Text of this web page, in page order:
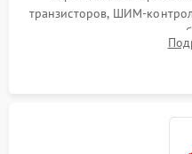
транзисторов, ШИМ-
памяти при программных
разборка матрицы и